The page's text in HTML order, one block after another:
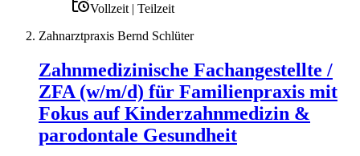
Vollzeit | Teilzeit
Zahnarztpraxis Bernd Schlüter
Zahnmedizinische Fachangestellte /
ZFA (w/m/d) für Familienpraxis mit
Fokus auf Kinderzahnmedizin &
parodontale Gesundheit